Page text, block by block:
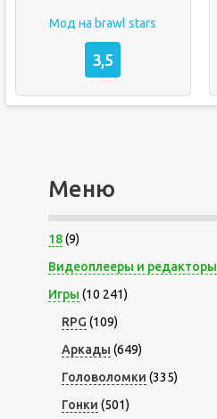
Мод на brawl stars
3,5
Меню
18(9)
Видеоплееры и редакторы
Игры (10 241)
RPG (109)
Аркады (649)
Головоломки (335)
Гонки (501)